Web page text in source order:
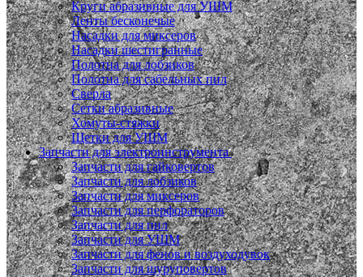
Круги абразивные для УШМ
Ленты бесконечые
Насадки для миксеров
Насадки шестигранные
Полотна для лобзиков
Полотна для сабельных пил
Сверла
Сетки абразивные
Хомуты-стяжки
Щетки для УШМ
Запчасти для электроинструмента
Запчасти для гайковертов
Запчасти для лобзиков
Запчасти для миксеров
Запчасти для перфораторов
Запчасти для пил
Запчасти для УШМ
Запчасти для фенов и воздуходувок
Запчасти для шуруповертов